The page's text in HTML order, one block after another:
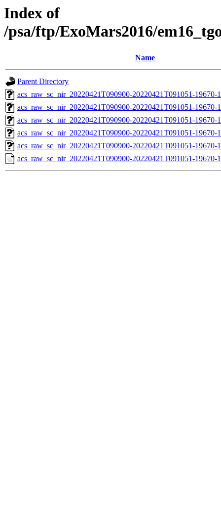
Index of
/psa/ftp/ExoMars2016/
Name
Parent Directory
acs_raw_sc_nir_20220421T090900-20220421T091051-
acs_raw_sc_nir_20220421T090900-20220421T091051-19670-
acs_raw_sc_nir_20220421T090900-20220421T091051-19670-
acs_raw_sc_nir_20220421T090900-20220421T091051-19670-
acs_raw_sc_nir_20220421T090900-20220421T091051-19670-
acs_raw_sc_nir_20220421T090900-20220421T091051-19670-